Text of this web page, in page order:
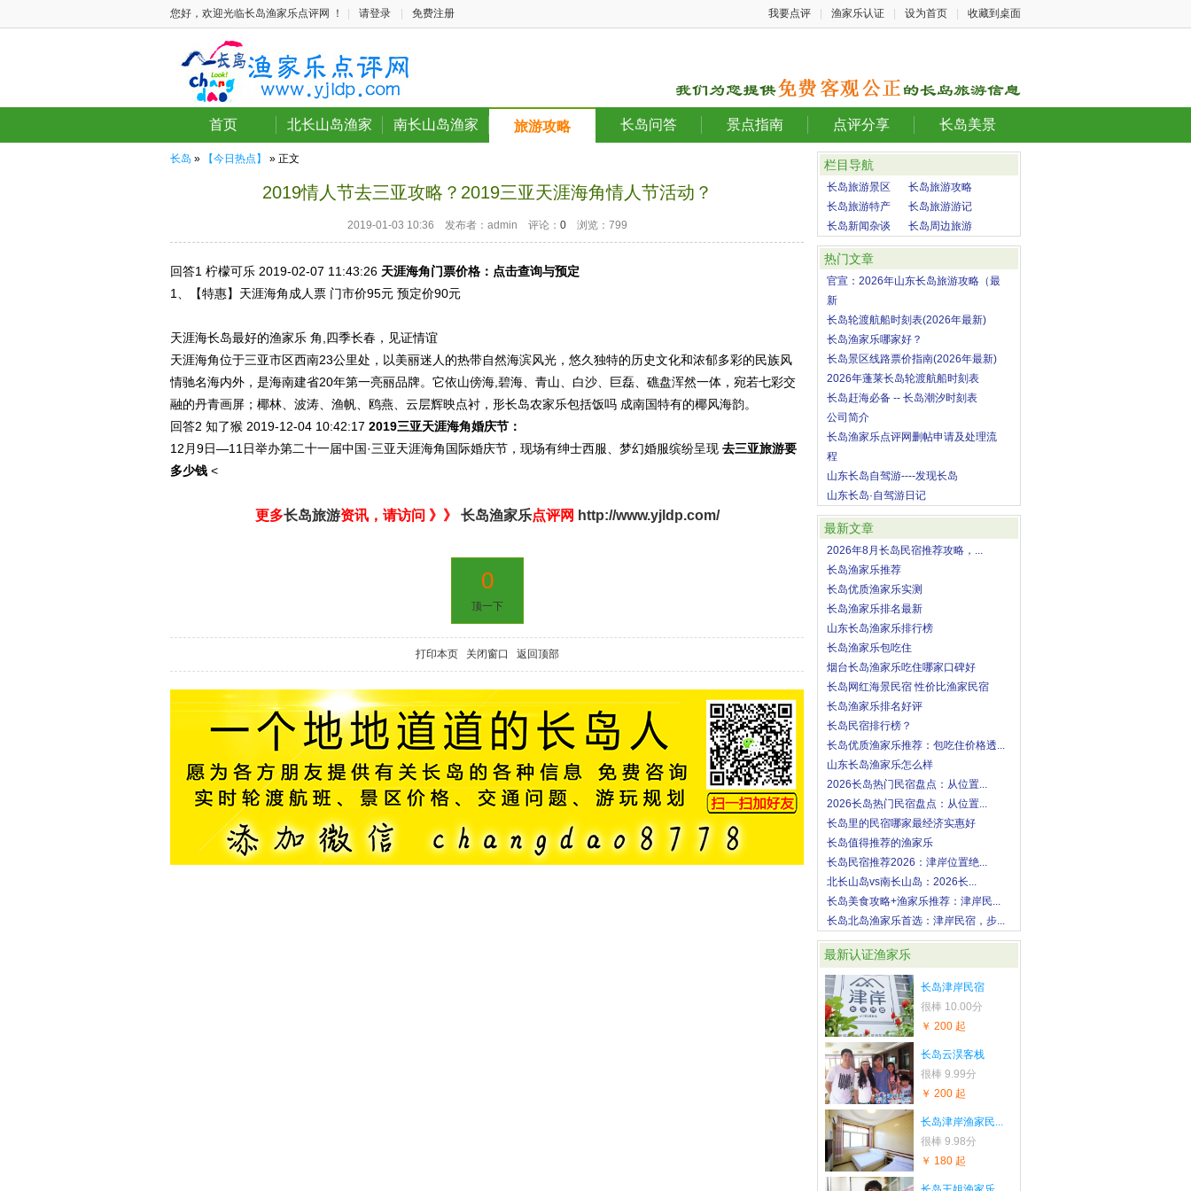
您好，欢迎光临长岛渔家乐点评网 ！ 请登录 免费注册 我要点评 渔家乐认证 设为首页 收藏到桌面
首页 北长山岛渔家 南长山岛渔家 旅游攻略 长岛问答 景点指南 点评分享 长岛美景
长岛 » 【今日热点】 » 正文
2019情人节去三亚攻略？2019三亚天涯海角情人节活动？
2019-01-03 10:36 发布者：admin 评论： 0浏览：799
回答1 柠檬可乐 2019-02-07 11:43:26 天涯海角门票价格：点击查询与预定
1、【特惠】天涯海角成人票 门市价95元 预定价90元
天涯海长岛最好的渔家乐 角,四季长春，见证情谊
天涯海角位于三亚市区西南23公里处，以美丽迷人的热带自然海滨风光，悠久独特的历史文化和浓郁多彩的民族风
情驰名海内外，是海南建省20年第一亮丽品牌。它依山傍海,碧海、青山、白沙、巨磊、礁盘浑然一体，宛若七彩交
融的丹青画屏；椰林、波涛、渔帆、鸥燕、云层辉映点衬，形长岛农家乐包括饭吗 成南国特有的椰风海韵。
回答2 知了猴 2019-12-04 10:42:17 2019三亚天涯海角婚庆节：
12月9日—11日举办第二十一届中国·三亚天涯海角国际婚庆节，现场有绅士西服、梦幻婚服缤纷呈现 去三亚旅游要
多少钱 <
更多长岛旅游资讯，请访问 》》 长岛渔家乐点评网 http://www.yjldp.com/
0
顶一下
打印本页 关闭窗口 返回顶部
栏目导航
长岛旅游景区
长岛旅游攻略
长岛旅游特产
长岛旅游游记
长岛新闻杂谈
长岛周边旅游
热门文章
官宣：2026年山东长岛旅游攻略（最
新
长岛轮渡航船时刻表(2026年最新)
长岛渔家乐哪家好？
长岛景区线路票价指南(2026年最新)
2026年蓬莱长岛轮渡航船时刻表
长岛赶海必备 -- 长岛潮汐时刻表
公司简介
长岛渔家乐点评网删帖申请及处理流
程
山东长岛自驾游----发现长岛
山东长岛·自驾游日记
最新文章
2026年8月长岛民宿推荐攻略，...
长岛渔家乐推荐
长岛优质渔家乐实测
长岛渔家乐排名最新
山东长岛渔家乐排行榜
长岛渔家乐包吃住
烟台长岛渔家乐吃住哪家口碑好
长岛网红海景民宿 性价比渔家民宿
长岛渔家乐排名好评
长岛民宿排行榜？
长岛优质渔家乐推荐：包吃住价格透...
山东长岛渔家乐怎么样
2026长岛热门民宿盘点：从位置...
2026长岛热门民宿盘点：从位置...
长岛里的民宿哪家最经济实惠好
长岛值得推荐的渔家乐
长岛民宿推荐2026：津岸位置绝...
北长山岛vs南长山岛：2026长...
长岛美食攻略+渔家乐推荐：津岸民...
长岛北岛渔家乐首选：津岸民宿，步...
最新认证渔家乐
长岛津岸民宿
很棒 10.00分
￥ 200 起
长岛云淏客栈
很棒 9.99分
￥ 200 起
长岛津岸渔家民...
很棒 9.98分
￥ 180 起